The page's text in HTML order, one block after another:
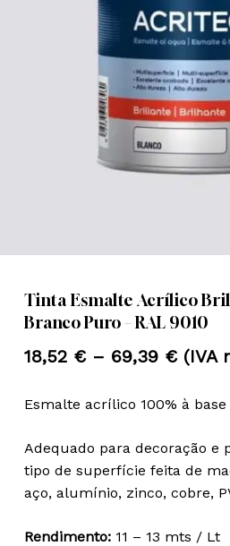
Tinta Esmalte Acrílico
Branco Puro – RAL 9010
18,52 € – 69,39 €Price
18,52
69,39
(IVA
Esmalte acrílico 100% à
Adequado para decoração e
tipo de superfície feita de
aço, alumínio, zinco, cobre,
Rendimento:11 – 13 mts / Lt
Nome*
Email*